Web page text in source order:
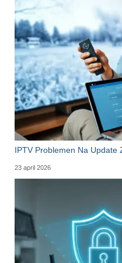
IPTV Problemen Na Update
23 april 2026